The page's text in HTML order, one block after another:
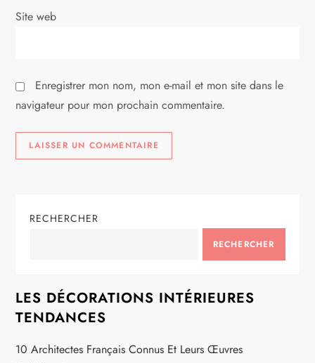
l
e
Site web
Enregistrer mon nom, mon e-mail et mon site dans le
navigateur pour mon prochain commentaire.
RECHERCHER
RECHERCHER
LES DÉCORATIONS INTÉRIEURES
TENDANCES
10 Architectes Français Connus Et Leurs Œuvres